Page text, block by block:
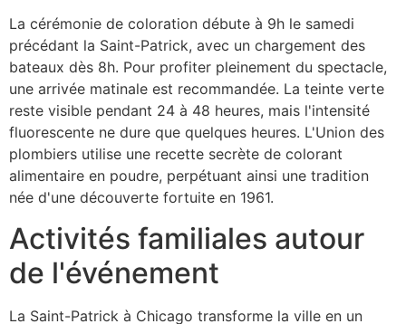
La cérémonie de coloration débute à 9h le samedi
précédant la Saint-Patrick, avec un chargement des
bateaux dès 8h. Pour profiter pleinement du spectacle,
une arrivée matinale est recommandée. La teinte verte
reste visible pendant 24 à 48 heures, mais l'intensité
fluorescente ne dure que quelques heures. L'Union des
plombiers utilise une recette secrète de colorant
alimentaire en poudre, perpétuant ainsi une tradition
née d'une découverte fortuite en 1961.
Activités familiales autour
de l'événement
La Saint-Patrick à Chicago transforme la ville en un